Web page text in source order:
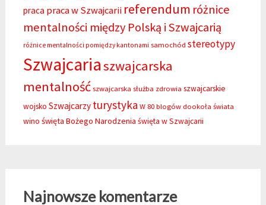
praca praca w Szwajcarii referendum różnice
mentalności między Polską i Szwajcarią
różnice mentalności pomiędzy kantonami samochód stereotypy
Szwajcariaszwajcarska
mentalność szwajcarska służba zdrowia szwajcarskie
wojsko Szwajcarzy turystyka W 80 blogów dookoła świata
wino święta Bożego Narodzenia święta w Szwajcarii
Najnowsze komentarze